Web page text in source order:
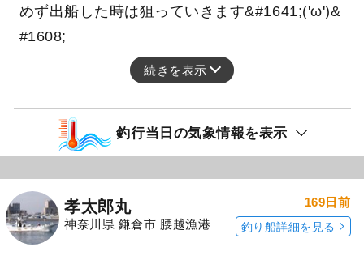
アマダイ五目船。 僕のインスタグラムにも画像
載せてますんで良かったどうぞ(*^^)v 今日は皆
さん顔見れてとりあえず良かったであります(*^
めず出船した時は狙っていきます&#1641;('ω')&
#1608;
続きを表示